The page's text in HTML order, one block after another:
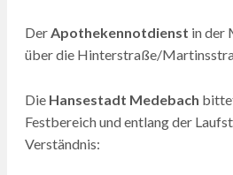
Der Apothekennotdienst in der
über die Hinterstraße/
Die Hansestadt Medebach
Festbereich und entlang der
Verständnis: